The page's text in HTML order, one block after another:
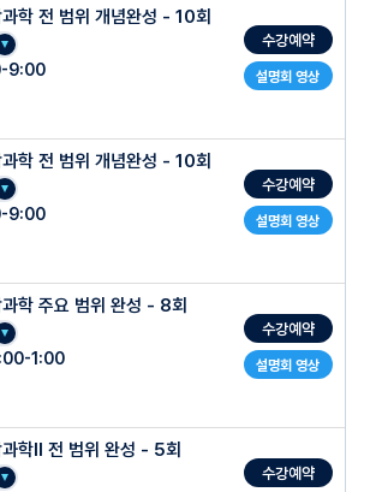
설명회 영상
학 전 범위 개념완성 - 10회
9:00
수강예약
설명회 영상
학 전 범위 개념완성 - 10회
9:00
수강예약
설명회 영상
학 주요 범위 완성 - 8회
1:00
수강예약
학Ⅱ 전 범위 완성 - 5회
수강예약